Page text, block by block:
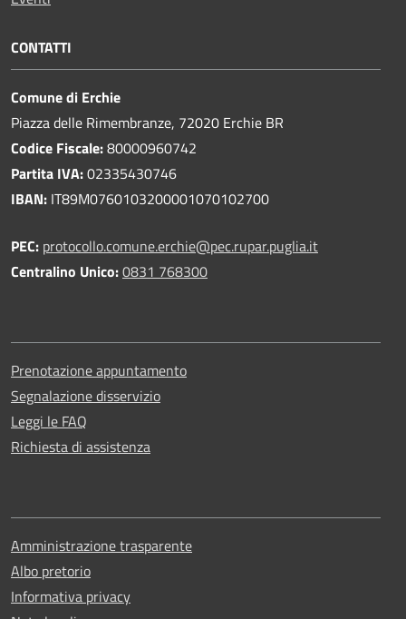
CONTATTI
Comune di Erchie
Piazza delle Rimembranze, 72020 Erchie BR
Codice Fiscale:80000960742
Partita IVA:02335430746
IBAN: IT89M0760103200001070102700
PEC: protocollo.comune.erchie@pec.rupar.puglia.it
Centralino Unico:0831 768300
Prenotazione appuntamento
Segnalazione disservizio
Leggi le FAQ
Richiesta di assistenza
Amministrazione trasparente
Albo pretorio
Informativa privacy